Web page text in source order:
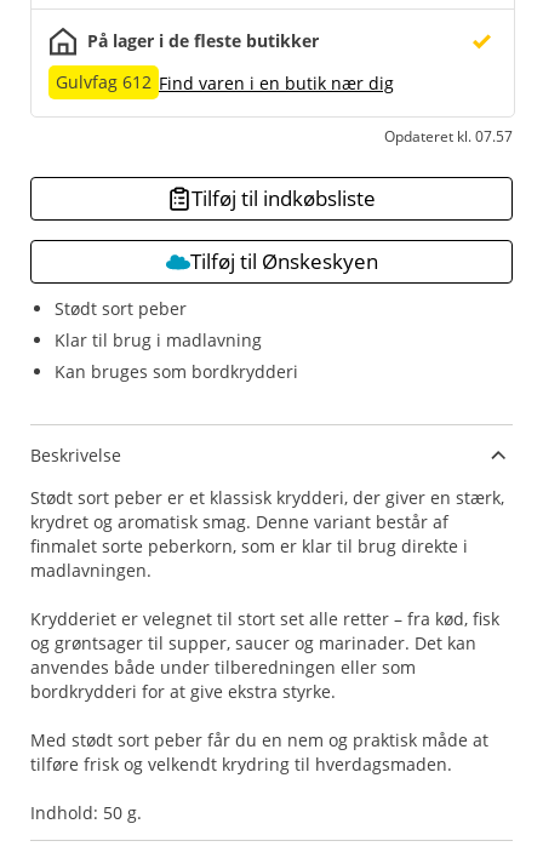
Stødt sort peber
Klar til brug i madlavning
Kan bruges som bordkrydderi
På lager i de fleste butikker
Gulvfag 612 Find varen i en butik nær dig
Opdateret kl. 07.57
Tilføj til indkøbsliste
Tilføj til Ønskeskyen
Beskrivelse
Stødt sort peber er et klassisk krydderi, der giver en stærk,
krydret og aromatisk smag. Denne variant består af
finmalet sorte peberkorn, som er klar til brug direkte i
madlavningen.
Krydderiet er velegnet til stort set alle retter – fra kød, fisk
og grøntsager til supper, saucer og marinader. Det kan
anvendes både under tilberedningen eller som
bordkrydderi for at give ekstra styrke.
Med stødt sort peber får du en nem og praktisk måde at
tilføre frisk og velkendt krydring til hverdagsmaden.
Indhold: 50 g.